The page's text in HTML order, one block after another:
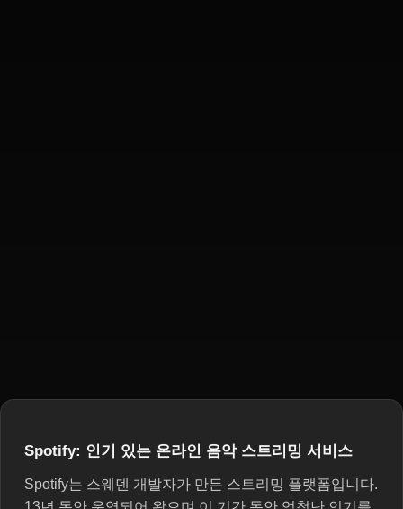
Spotify: 인기 있는 온라인 음악 스트리밍 서비스
Spotify는 스웨덴 개발자가 만든 스트리밍 플랫폼입니다.